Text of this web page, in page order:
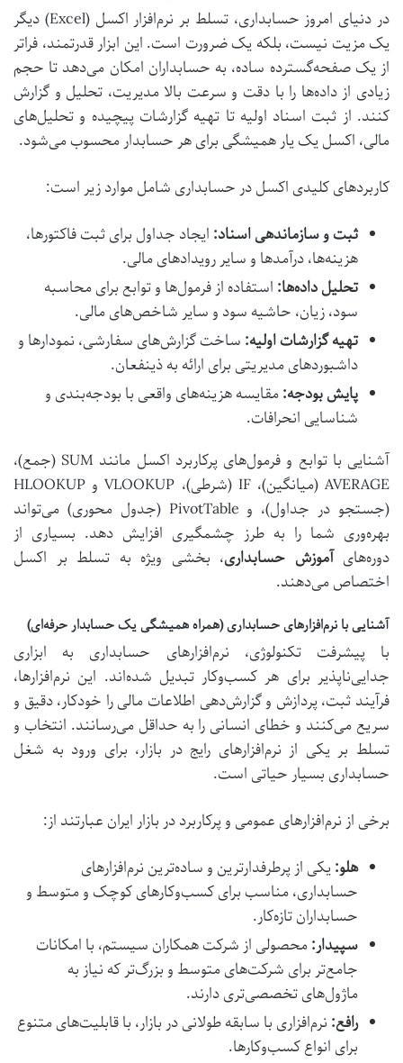
در دنیای امروز حسابداری، تسلط بر نرم‌افزار اکسل (Excel) دیگر
یک مزیت نیست، بلکه یک ضرورت است. این ابزار قدرتمند، فراتر
از یک صفحه‌گسترده ساده، به حسابداران امکان می‌دهد تا حجم
زیادی از داده‌ها را با دقت و سرعت بالا مدیریت، تحلیل و گزارش
کنند. از ثبت اسناد اولیه تا تهیه گزارشات پیچیده و تحلیل‌های
مالی، اکسل یک یار همیشگی برای هر حسابدار محسوب می‌شود.
کاربردهای کلیدی اکسل در حسابداری شامل موارد زیر است:
ثبت و سازماندهی اسناد: ایجاد جداول برای ثبت فاکتورها،
هزینه‌ها، درآمدها و سایر رویدادهای مالی.
تحلیل داده‌ها: استفاده از فرمول‌ها و توابع برای محاسبه
سود، زیان، حاشیه سود و سایر شاخص‌های مالی.
تهیه گزارشات اولیه: ساخت گزارش‌های سفارشی، نمودارها و
داشبوردهای مدیریتی برای ارائه به ذینفعان.
پایش بودجه:مقایسه هزینه‌های واقعی با بودجه‌بندی و
شناسایی انحرافات.
آشنایی با توابع و فرمول‌های پرکاربرد اکسل مانند SUM (جمع)،
AVERAGE (میانگین)، IF (شرطی)، VLOOKUP و HLOOKUP
(جستجو در جداول)، و PivotTable (جدول محوری) می‌تواند
بهره‌وری شما را به طرز چشمگیری افزایش دهد. بسیاری از
دوره‌های آموزش حسابداری، بخشی ویژه به تسلط بر اکسل
اختصاص می‌دهند.
آشنایی با نرم‌افزارهای حسابداری (همراه همیشگی یک حسابدار حرفه‌ای)
با پیشرفت تکنولوژی، نرم‌افزارهای حسابداری به ابزاری
جدایی‌ناپذیر برای هر کسب‌وکار تبدیل شده‌اند. این نرم‌افزارها،
فرآیند ثبت، پردازش و گزارش‌دهی اطلاعات مالی را خودکار، دقیق و
سریع می‌کنند و خطای انسانی را به حداقل می‌رسانند. انتخاب و
تسلط بر یکی از نرم‌افزارهای رایج در بازار، برای ورود به شغل
حسابداری بسیار حیاتی است.
برخی از نرم‌افزارهای عمومی و پرکاربرد در بازار ایران عبارتند از:
هلو:یکی از پرطرفدارترین و ساده‌ترین نرم‌افزارهای
حسابداری، مناسب برای کسب‌وکارهای کوچک و متوسط و
حسابداران تازه‌کار.
سپیدار:محصولی از شرکت همکاران سیستم، با امکانات
جامع‌تر برای شرکت‌های متوسط و بزرگ‌تر که نیاز به
ماژول‌های تخصصی‌تری دارند.
رافع: نرم‌افزاری با سابقه طولانی در بازار، با قابلیت‌های متنوع
برای انواع کسب‌وکارها.